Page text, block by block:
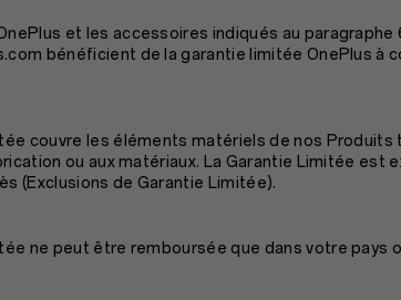
et les accessoires indiqués au paragraphe
bénéficient de la garantie limitée OnePlus à
couvre les éléments matériels de nos
ou aux matériaux. La Garantie Limitée est
(Exclusions de Garantie Limitée).
ne peut être remboursée que dans votre pays